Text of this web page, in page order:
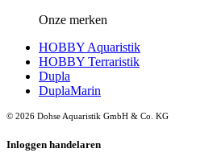
Onze merken
HOBBY Aquaristik
HOBBY Terraristik
Dupla
DuplaMarin
© 2026 Dohse Aquaristik GmbH & Co. KG
Inloggen handelaren